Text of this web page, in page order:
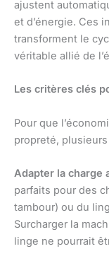
ajustent
et d’énergie. Ces
transforment le
véritable allié de
Les critères clés
Pour que
propreté,
Adapter la charge
parfaits pour des
tambour) ou du
Surcharger la
linge ne pourrait